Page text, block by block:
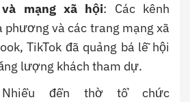
mạng xã hội: Các kênh
phương và các trang mạng xã
TikTok đã quảng bá lễ hội
lượng khách tham dự.
đền thờ tổ chức